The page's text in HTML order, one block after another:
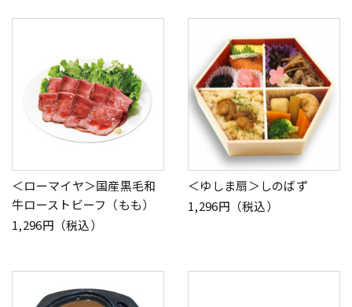
＜ローマイヤ＞国産黒毛和
牛ローストビーフ（もも）
1,296円（税込）
＜ゆしま扇＞しのばず
1,296円（税込）